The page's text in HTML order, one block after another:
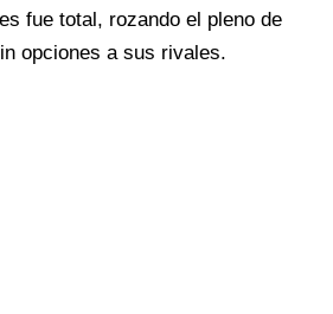
fue total, rozando el pleno de
opciones a sus rivales.